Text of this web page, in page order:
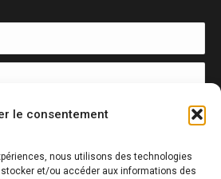
le consentement
nous utilisons des technologies
et/ou accéder aux informations des